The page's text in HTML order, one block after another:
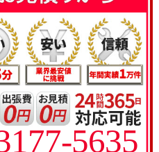
5635